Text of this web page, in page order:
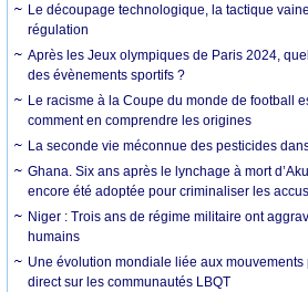
Le découpage technologique, la tactique
régulation
Après les Jeux olympiques de Paris 2024,
des évènements sportifs ?
Le racisme à la Coupe du monde de football
comment en comprendre les origines
La seconde vie méconnue des pesticides
Ghana. Six ans après le lynchage à mort
encore été adoptée pour criminaliser les
Niger : Trois ans de régime militaire ont
humains
Une évolution mondiale liée aux
direct sur les communautés LBQT